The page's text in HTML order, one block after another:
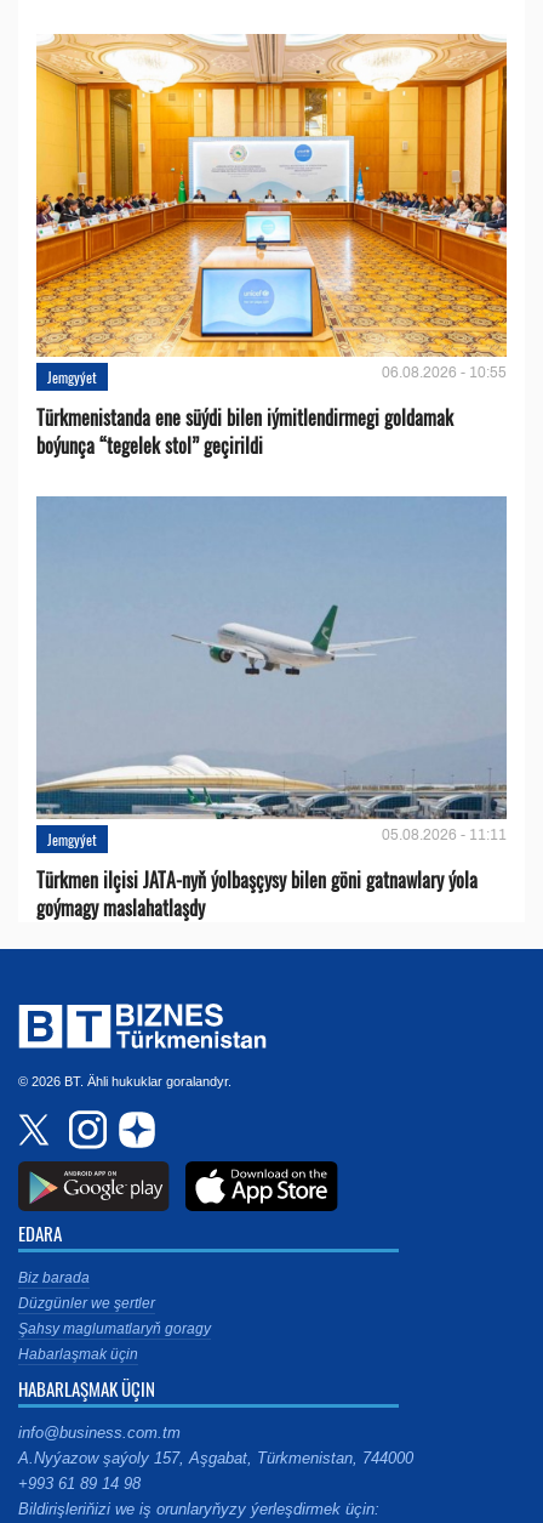
Jemgyýet 06.08.2026 - 10:55
Türkmenistanda ene süýdi bilen iýmitlendirmegi goldamak
boýunça “tegelek stol” geçirildi
Jemgyýet 05.08.2026 - 11:11
Türkmen ilçisi JATA-nyň ýolbaşçysy bilen göni gatnawlary ýola
goýmagy maslahatlaşdy
© 2026 BT. Ähli hukuklar goralandyr.
EDARA
Biz barada
Düzgünler we şertler
Şahsy maglumatlaryň goragy
Habarlaşmak üçin
HABARLAŞMAK ÜÇIN
info@business.com.tm
A.Nyýazow şaýoly 157, Aşgabat, Türkmenistan, 744000
+993 61 89 14 98
Bildirişleriňizi we iş orunlaryňyzy ýerleşdirmek üçin: